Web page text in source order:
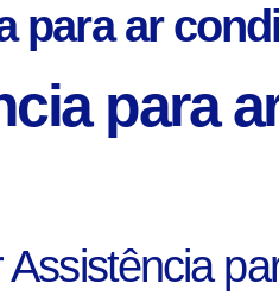
para ar
para